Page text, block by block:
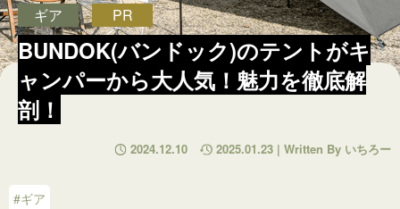
ギア PR
BUNDOK(バンドック)のテントがキ
ャンパーから大人気！魅力を徹底解
剖！
2024.12.10 2025.01.23 | Written By いちろー
#ギア